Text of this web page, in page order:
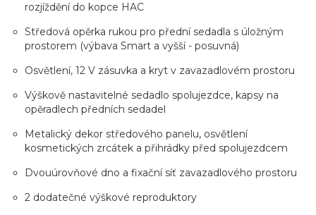
rozjíždění do kopce HAC
Středová opěrka rukou pro přední sedadla s úložným
prostorem (výbava Smart a vyšší - posuvná)
Osvětlení, 12 V zásuvka a kryt v zavazadlovém prostoru
Výškově nastavitelné sedadlo spolujezdce, kapsy na
opěradlech předních sedadel
Metalický dekor středového panelu, osvětlení
kosmetických zrcátek a přihrádky před spolujezdcem
Dvouúrovňové dno a fixační síť zavazadlového prostoru
2 dodatečné výškové reproduktory